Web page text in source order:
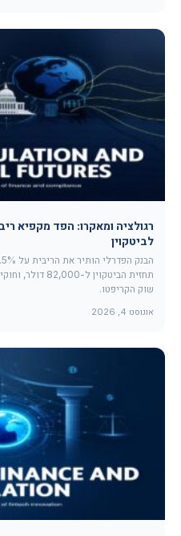
רגולציה ומאקרו: הפד מקפיא
לביטקוין
שוק הקריפטו.
אוגוסט 4, 2026